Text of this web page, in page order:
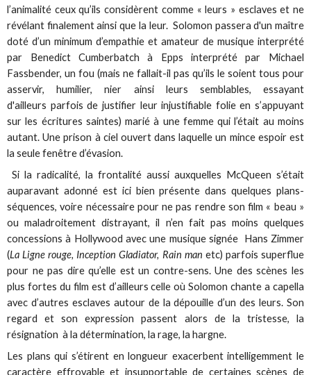
l’animalité ceux qu’ils considèrent comme « leurs » esclaves et ne
révélant finalement ainsi que la leur. Solomon passera d'un maître
doté d’un minimum d’empathie et amateur de musique interprété
par Benedict Cumberbatch à Epps interprété par Michael
Fassbender, un fou (mais ne fallait-il pas qu’ils le soient tous pour
asservir, humilier, nier ainsi leurs semblables, essayant
d'ailleurs parfois de justifier leur injustifiable folie en s’appuyant
sur les écritures saintes) marié à une femme qui l’était au moins
autant. Une prison à ciel ouvert dans laquelle un mince espoir est
la seule fenêtre d’évasion.
Si la radicalité, la frontalité aussi auxquelles McQueen s’était
auparavant adonné est ici bien présente dans quelques plans-
séquences, voire nécessaire pour ne pas rendre son film « beau »
ou maladroitement distrayant, il n’en fait pas moins quelques
concessions à Hollywood avec une musique signée Hans Zimmer
(La Ligne rouge, Inception Gladiator, Rain man etc) parfois superflue
pour ne pas dire qu’elle est un contre-sens. Une des scènes les
plus fortes du film est d’ailleurs celle où Solomon chante a capella
avec d’autres esclaves autour de la dépouille d’un des leurs. Son
regard et son expression passent alors de la tristesse, la
résignation à la détermination, la rage, la hargne.
Les plans qui s’étirent en longueur exacerbent intelligemment le
caractère effroyable et insupportable de certaines scènes de